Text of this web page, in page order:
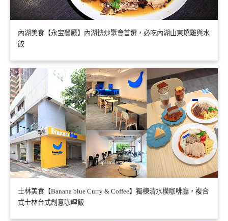
內湖美食【永宝餐廳】內湖快炒聚會首選，必吃內湖山東燒雞與水
餃
士林美食【Banana blue Curry & Coffee】獨棟清水模咖啡廳，複合
式士林台式創意咖哩飯